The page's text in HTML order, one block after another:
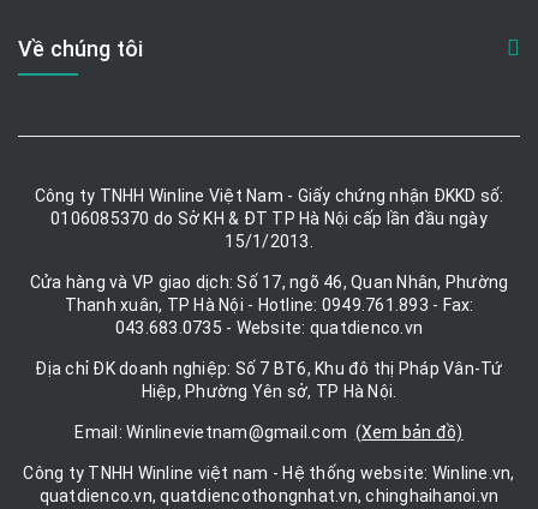
Về chúng tôi
Công ty TNHH Winline Việt Nam - Giấy chứng nhận ĐKKD số:
0106085370 do Sở KH & ĐT TP Hà Nội cấp lần đầu ngày
15/1/2013.
Cửa hàng và VP giao dịch: Số 17, ngõ 46, Quan Nhân, Phường
Thanh xuân, TP Hà Nội - Hotline: 0949.761.893 - Fax:
043.683.0735 - Website: quatdienco.vn
Địa chỉ ĐK doanh nghiệp: Số 7 BT6, Khu đô thị Pháp Vân-Tứ
Hiệp, Phường Yên sở, TP Hà Nội.
Email: Winlinevietnam@gmail.com (Xem bản đồ)
Công ty TNHH Winline việt nam - Hệ thống website: Winline.vn,
quatdienco.vn, quatdiencothongnhat.vn, chinghaihanoi.vn